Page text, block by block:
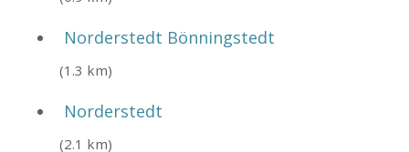
Norderstedt Bönningstedt
(1.3 km)
Norderstedt
(2.1 km)